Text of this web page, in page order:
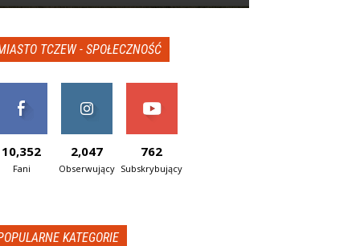
TCZEW - SPOŁECZNOŚĆ
10,352
Fani
2,047
Obserwujący
762
Subskrybujący
KATEGORIE